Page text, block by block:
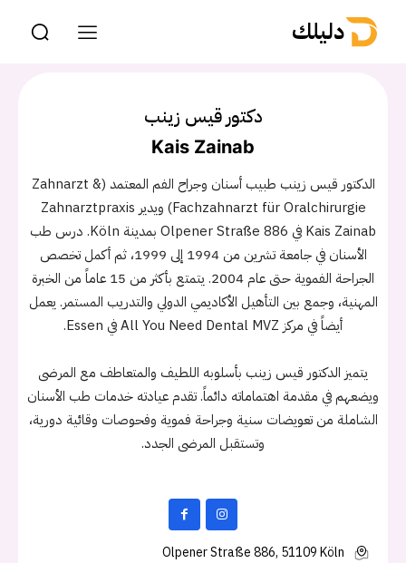
دليلك
دكتور قيس زينب
Kais Zainab
الدكتور قيس زينب طبيب أسنان وجراح الفم المعتمد (Zahnarzt &
Fachzahnarzt für Oralchirurgie) ويدير Zahnarztpraxis
Kais Zainab في Olpener Straße 886 بمدينة Köln. درس طب
الأسنان في جامعة تشرين من 1994 إلى 1999، ثم أكمل تخصص
الجراحة الفموية حتى عام 2004. يتمتع بأكثر من 15 عاماً من الخبرة
المهنية، وجمع بين التأهيل الأكاديمي الدولي والتدريب المستمر. يعمل
أيضاً في مركز All You Need Dental MVZ في Essen.
يتميز الدكتور قيس زينب بأسلوبه اللطيف والمتعاطف مع المرضى
ويضعهم في مقدمة اهتماماته دائماً. تقدم عيادته خدمات طب الأسنان
الشاملة من تعويضات سنية وجراحة فموية وفحوصات وقائية دورية،
وتستقبل المرضى الجدد.
Olpener Straße 886, 51109 Köln